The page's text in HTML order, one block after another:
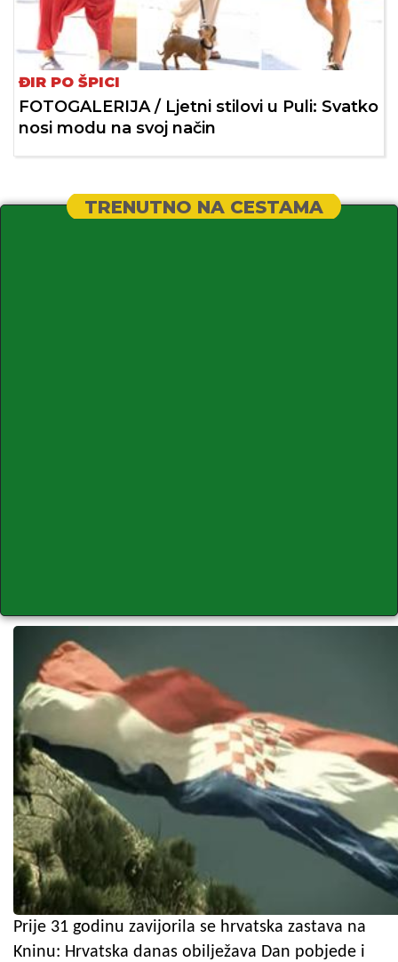
ĐIR PO ŠPICI
FOTOGALERIJA / Ljetni stilovi u Puli: Svatko
nosi modu na svoj način
TRENUTNO NA CESTAMA
Prije 31 godinu zavijorila se hrvatska zastava na
Kninu: Hrvatska danas obilježava Dan pobjede i